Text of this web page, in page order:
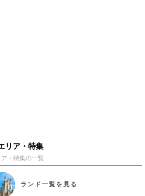
リア・特集
・特集の一覧
ランド 一覧を見る